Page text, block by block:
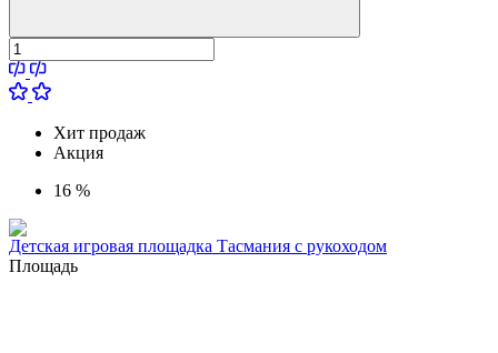
Хит продаж
Акция
16 %
Детская игровая площадка Тасмания с рукоходом
Площадь